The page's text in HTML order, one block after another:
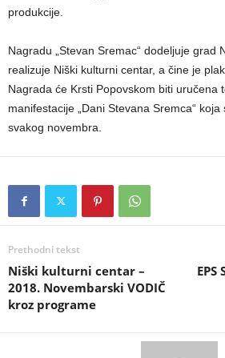
produkcije.
Nagradu „Stevan Sremac“ dodeljuje grad
realizuje Niški kulturni centar, a čine je
Nagrada će Krsti Popovskom biti uručena
manifestacije „Dani Stevana Sremca“
svakog novembra.
Prethodni tekst
Niški kulturni centar –
2018. Novembarski VODIČ
kroz programe